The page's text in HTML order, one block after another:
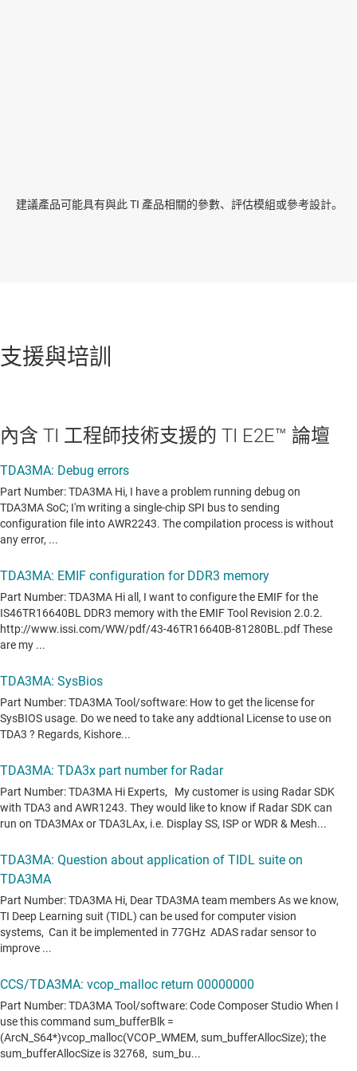
建議產品可能具有與此 TI 產品相關的參數、評估模組或參考設計。
支援與培訓
內含 TI 工程師技術支援的 TI E2E™ 論壇